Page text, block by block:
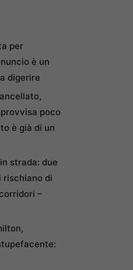
per
è un
digerire
poco
è già di un
strada: due
rischiano di
–